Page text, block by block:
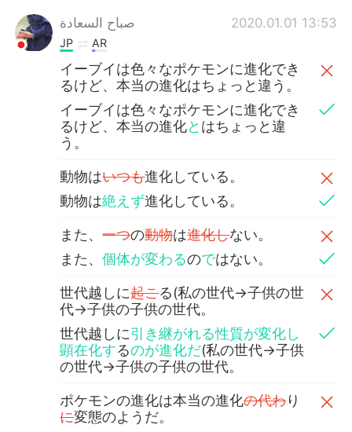
صباح السعادة 2020.01.01 13:53
JP AR
イーブイは色々なポケモンに進化でき
るけど、本当の進化はちょっと違う。
イーブイは色々なポケモンに進化でき
るけど、本当の進化と はちょっと違
う。
動物はいつも進化している。
動物は絶えず進化している。
また、一つの動物は進化しない。
また、個体が変わるのではない。
世代越しに起こる(私の世代→子供の世
代→子供の子供の世代。
世代越しに引き継がれる性質が変化し
顕在化するのが進化だ(私の世代→子供
の世代→子供の子供の世代。
ポケモンの進化は本当の進化の代わり
に変態のようだ。